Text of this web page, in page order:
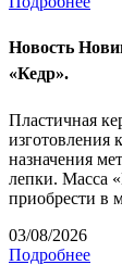
Новость
«Кедр».
Пластичная
изготовления
назначения
лепки. Масса
приобрести в
03/08/2026
Подробнее